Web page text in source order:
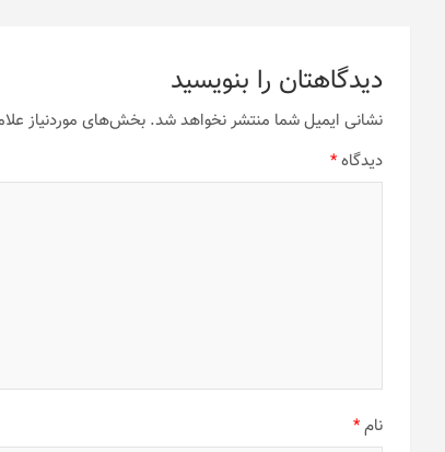
دیدگاهتان را بنویسید
نشانی ایمیل شما منتشر نخواهد شد. بخش‌های موردنیاز
دیدگاه*
نام*